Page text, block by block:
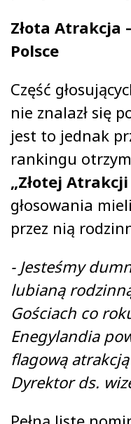
Złota
Polsce
Część
nie znalazł się
jest to jednak
rankingu
„Złotej
głosowania
przez nią
- Jesteśmy
lubianą
Gościach co
Enegylandia
flagową
Dyrektor ds.